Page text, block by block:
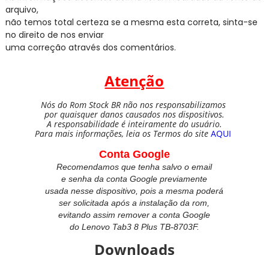
arquivo,
não temos total certeza se a mesma esta correta, sinta-se
no direito de nos enviar
uma correção através dos comentários.
Atenção
Nós do Rom Stock BR não nos responsabilizamos
por quaisquer danos causados nos dispositivos.
A responsabilidade é inteiramente do usuário.
Para mais informações, leia os Termos do site AQUI
Conta Google
Recomendamos que tenha salvo o email
e senha da conta Google previamente
usada nesse dispositivo, pois a mesma poderá
ser solicitada após a instalação da rom,
evitando assim remover a conta Google
do Lenovo Tab3 8 Plus TB-8703F.
Downloads